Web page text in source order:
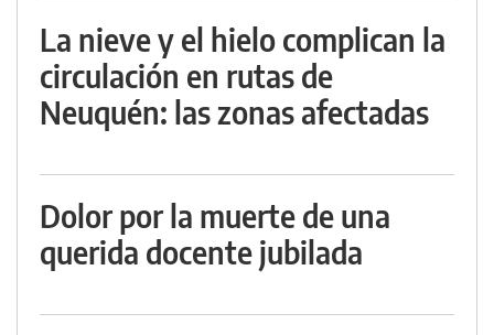
La nieve y el hielo complican la
circulación en rutas de
Neuquén: las zonas afectadas
Dolor por la muerte de una
querida docente jubilada